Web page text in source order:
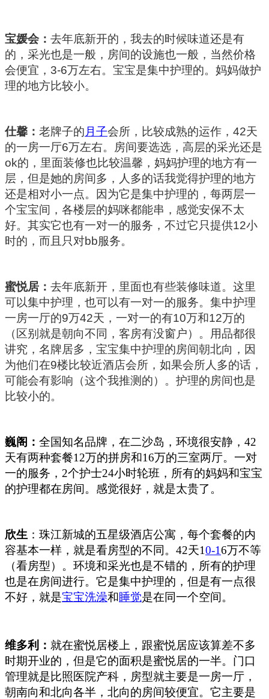
宝媛会： 去年底新开的，我去的时候味道还是有
的，采光也是一般，房间的设施也一般，当然价格
会便宜， 3-6万左右。宝宝是集中护理的。妈妈做护
理的地方比较小。
仕馨： 老牌子的 月子会所，比较成熟的运作， 42天
的一房一厅6万左右。房间要选选，高层的采光还是
ok的，里面装修也比较温馨，妈妈护理的地方有一
层，但是她的房间多，人多的话我觉得护理的地方
还是相对小一点。因为它是集中护理的，每两层一
个宝宝间，各楼层的妈咪都能串，感觉安保不太
好。其实它也有一对一的服务，不过它只提供12小
时的，而且只对bb服务。
蜜悦居： 去年底新开，里面也有些装修味道。这里
可以集中护理，也可以有一对一的服务。集中护理
一房一厅的9万42天，一对一的有10万和12万的
（区别就是朝向不同，客房有没窗户）。用品都很
讲究，名牌居多，宝宝集中护理的房间朝北向，因
为他们在9楼比较近酒店会所，如果会所人多的话，
可能会有影响（这个我推测的）。护理的房间也是
比较小的。
巍阁： 全国知名品牌，在二沙岛，环境很安静， 42
天有两种套餐12万的拼房和16万的三室两厅。一对
一的服务， 2个护士24小时轮班，所有的妈妈和宝宝
的护理都在房间。感觉很好，就是太贵了。
欣生 ：珠江新城的五星级酒店公寓，每个套餐的内
容基本一样，就是看房型的不同。 42天10-16万不等
（看房型）。环境和采光也是不错的，所有的护理
也是在房间进行。它是集中护理的，但是有一点很
不好，就是宝宝洗澡和睡觉是在同一个空间。
维多利： 就在蜜悦居楼上，跟蜜悦居应该算差不多
时期开业的，但是它的面积是蜜悦居的一半。门口
管理就是比照医院产科，房型就主要是一房一厅，
朝南向和北向各半，北向的房间较便宜。它主要是